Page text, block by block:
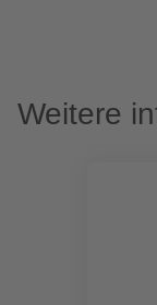
Weitere